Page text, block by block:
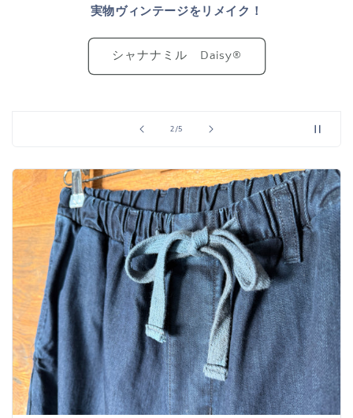
2/の
5
実物ヴィンテージをリメイク！
シャナナミル Daisy®️